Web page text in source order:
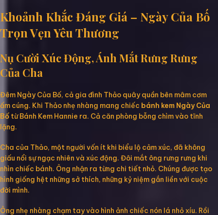
Khoảnh Khắc Đáng Giá – Ngày Của Bố
Trọn Vẹn Yêu Thương
Nụ Cười Xúc Động, Ánh Mắt Rưng Rưng
Của Cha
Đêm Ngày Của Bố, cả gia đình Thảo quây quần bên mâm cơm
ấm cúng. Khi Thảo nhẹ nhàng mang chiếc bánh kem Ngày Của
Bố từ Bánh Kem Hannie ra. Cả căn phòng bỗng chìm vào tĩnh
lặng.
Cha của Thảo, một người vốn ít khi biểu lộ cảm xúc, đã không
giấu nổi sự ngạc nhiên và xúc động. Đôi mắt ông rưng rưng khi
nhìn chiếc bánh. Ông nhận ra từng chi tiết nhỏ. Chúng được tạo
hình giống hệt những sở thích, những kỷ niệm gắn liền với cuộc
đời mình.
Ông nhẹ nhàng chạm tay vào hình ảnh chiếc nón lá nhỏ xíu. Rồi